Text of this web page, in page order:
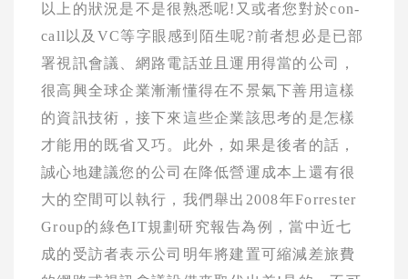
以上的狀況是不是很熟悉呢! 又或者您對於con-
call 以及 VC等字眼感到陌生呢?前者想必是已部
署視訊會議、網路電話並且運用得當的公司，
很高興全球企業漸漸懂得在不景氣下善用這樣
的資訊技術，接下來這些企業該思考的是怎樣
才能用的既省又巧。此外，如果是後者的話，
誠心地建議您的公司在降低營運成本上還有很
大的空間可以執行，我們舉出 2008年Forrester
Group的綠色IT規劃研究報告為例，當中近七
成的受訪者表示公司明年將建置可縮減差旅費